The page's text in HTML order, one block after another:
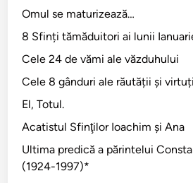
Omul se maturizează…
8 Sfinți tămăduitori ai lunii
Cele 24 de vămi ale văzduhului
Cele 8 gânduri ale răutății și
El, Totul.
Acatistul Sfinţilor Ioachim şi Ana
Ultima predică a părintelui
(1924-1997)*